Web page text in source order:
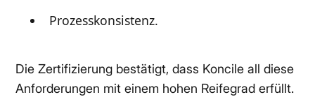
Prozesskonsistenz.
Die Zertifizierung bestätigt, dass Koncile all diese
Anforderungen mit einem hohen Reifegrad erfüllt.